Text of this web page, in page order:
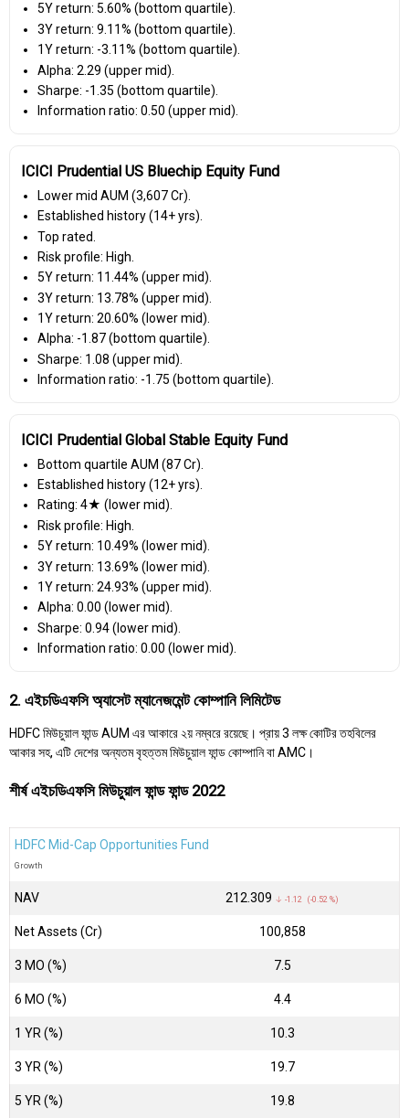
5Y return: 5.60% (bottom quartile).
3Y return: 9.11% (bottom quartile).
1Y return: -3.11% (bottom quartile).
Alpha: 2.29 (upper mid).
Sharpe: -1.35 (bottom quartile).
Information ratio: 0.50 (upper mid).
ICICI Prudential US Bluechip Equity Fund
Lower mid AUM (₹3,607 Cr).
Established history (14+ yrs).
Top rated.
Risk profile: High.
5Y return: 11.44% (upper mid).
3Y return: 13.78% (upper mid).
1Y return: 20.60% (lower mid).
Alpha: -1.87 (bottom quartile).
Sharpe: 1.08 (upper mid).
Information ratio: -1.75 (bottom quartile).
ICICI Prudential Global Stable Equity Fund
Bottom quartile AUM (₹87 Cr).
Established history (12+ yrs).
Rating: 4★ (lower mid).
Risk profile: High.
5Y return: 10.49% (lower mid).
3Y return: 13.69% (lower mid).
1Y return: 24.93% (upper mid).
Alpha: 0.00 (lower mid).
Sharpe: 0.94 (lower mid).
Information ratio: 0.00 (lower mid).
2. এইচডিএফসি অ্যাসেট ম্যানেজমেন্ট কোম্পানি লিমিটেড
HDFC মিউচুয়াল ফান্ড AUM এর আকারে ২য় নম্বরে রয়েছে। প্রায় ₹3 লক্ষ কোটির তহবিলের
আকার সহ, এটি দেশের অন্যতম বৃহত্তম মিউচুয়াল ফান্ড কোম্পানি বা AMC।
শীর্ষ এইচডিএফসি মিউচুয়াল ফান্ড ফান্ড 2022
HDFC Mid-Cap Opportunities Fund
Growth
NAV ₹212.309 ↓ -1.12 (-0.52 %)
Net Assets (Cr) ₹100,858
3 MO (%) 7.5
6 MO (%) 4.4
1 YR (%) 10.3
3 YR (%) 19.7
5 YR (%) 19.8